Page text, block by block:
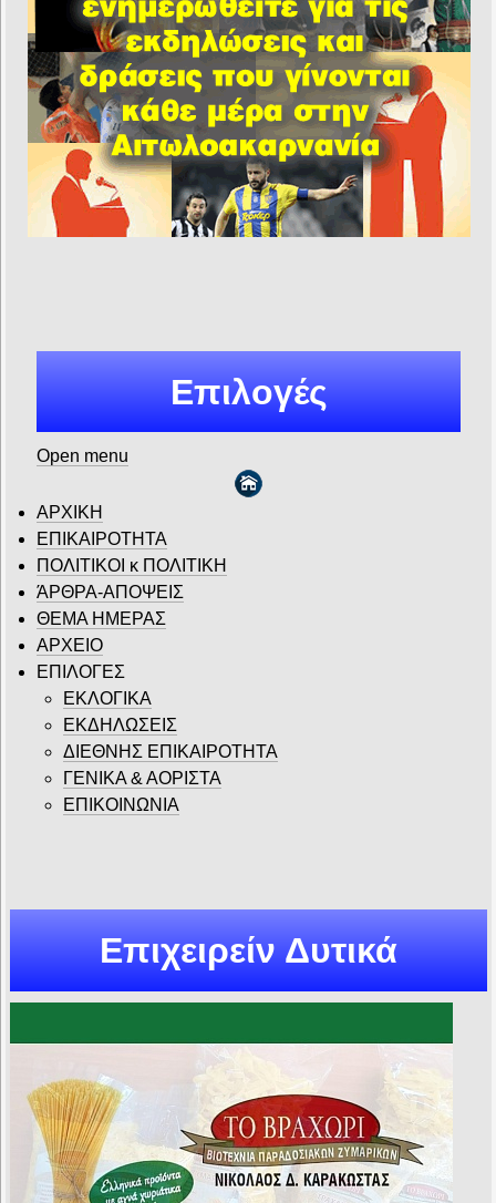
Επιλογές
Open menu
ΑΡΧΙΚΗ
ΕΠΙΚΑΙΡΟΤΗΤΑ
ΠΟΛΙΤΙΚΟΙ κ ΠΟΛΙΤΙΚΗ
ΆΡΘΡΑ-ΑΠΟΨΕΙΣ
ΘΕΜΑ ΗΜΕΡΑΣ
ΑΡΧΕΙΟ
ΕΠΙΛΟΓΕΣ
ΕΚΛΟΓΙΚΑ
ΕΚΔΗΛΩΣΕΙΣ
ΔΙΕΘΝΗΣ ΕΠΙΚΑΙΡΟΤΗΤΑ
ΓΕΝΙΚΑ & ΑΟΡΙΣΤΑ
ΕΠΙΚΟΙΝΩΝΙΑ
Επιχειρείν Δυτικά